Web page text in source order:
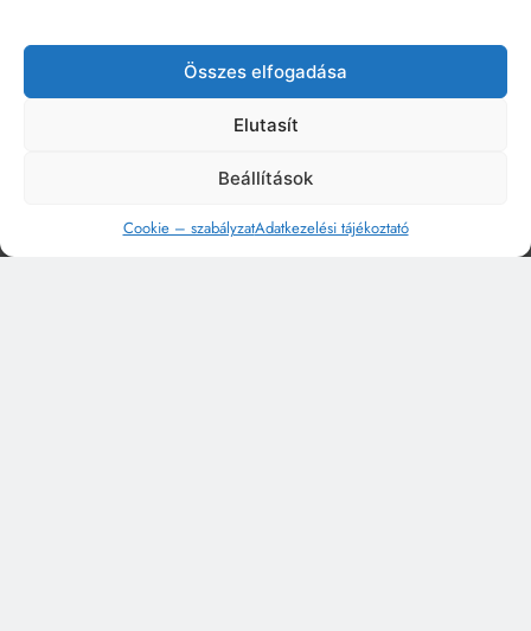
Összes elfogadása
Elutasít
Beállítások
Cookie – szabályzatAdatkezelési tájékoztató